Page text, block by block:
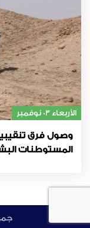
الأربعاء 03 نوفمبر
وصول فرق
المستوطنات